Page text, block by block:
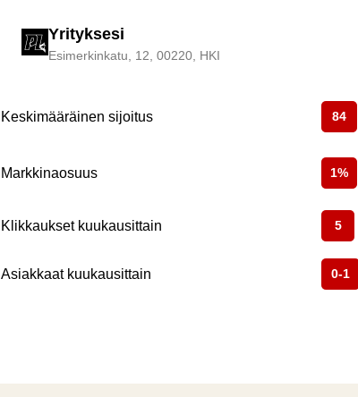
Yrityksesi
Esimerkinkatu, 12, 00220, HKI
Keskimääräinen sijoitus 84
Markkinaosuus 1%
Klikkaukset kuukausittain 5
Asiakkaat kuukausittain 0-1